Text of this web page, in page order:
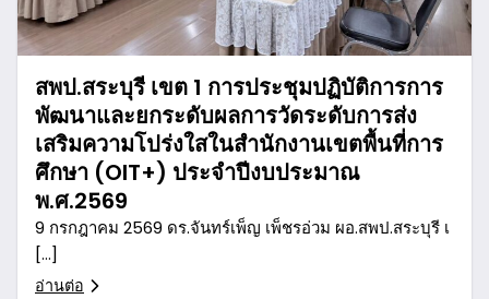
สพป.สระบุรี เขต 1 การประชุมปฏิบัติการการ
พัฒนาและยกระดับผลการวัดระดับการส่ง
เสริมความโปร่งใสในสำนักงานเขตพื้นที่การ
ศึกษา (OIT+) ประจำปีงบประมาณ
พ.ศ.2569
9 กรกฎาคม 2569 ดร.จันทร์เพ็ญ เพ็ชรอ่วม ผอ.สพป.สระบุรี เ
[…]
อ่านต่อ